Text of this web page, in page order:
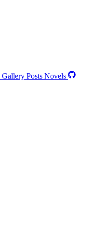
Gallery Posts Novels